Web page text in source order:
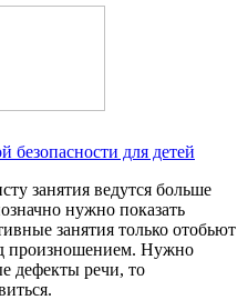
для детей
занятия ведутся больше
нужно показать
занятия только отобьют
произношением. Нужно
дефекты речи, то